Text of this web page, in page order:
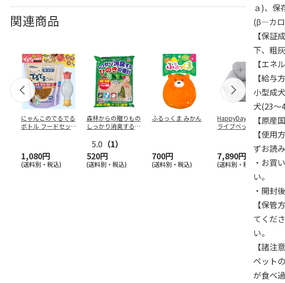
関連商品
にゃんこのでるでる
ボトル フードセッ
1,080円
(送料別・税込)
森林からの贈りもの
しっかり消臭するひ
5.0 （1）
520円
(送料別・税込)
ふるっくま みかん
700円
(送料別・税込)
HappyDays 2wayド
ライブベッド グレ
7,890円
(送料別・税込)
ａ)、保
(β―カロ
【保証
下、粗
【エネ
【給与
小型成
犬(23～
【原産
【使用
ずお読
・お買
い。
・開封
【保管
てくだ
い。
【諸注
ペット
が食べ